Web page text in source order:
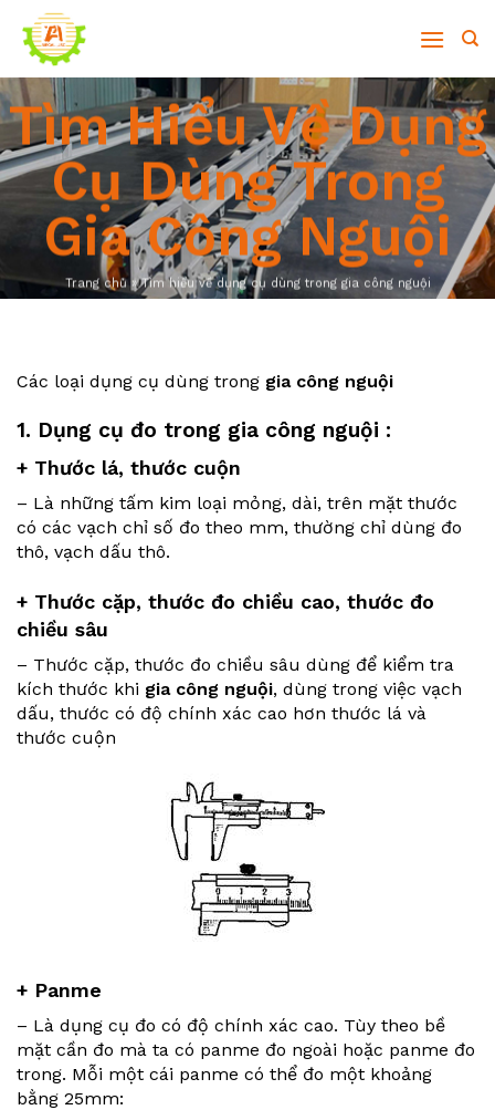
content
Tìm Hiểu Về Dụng
Cụ Dùng Trong
Gia Công Nguội
Trang chủ»Tìm hiểu về dụng cụ dùng trong gia công nguội
Các loại dụng cụ dùng trong gia công nguội
1. Dụng cụ đo trong gia công nguội :
+ Thước lá, thước cuộn
– Là những tấm kim loại mỏng, dài, trên mặt thước
có các vạch chỉ số đo theo mm, thường chỉ dùng đo
thô, vạch dấu thô.
+ Thước cặp, thước đo chiều cao, thước đo
chiều sâu
– Thước cặp, thước đo chiều sâu dùng để kiểm tra
kích thước khi gia công nguội, dùng trong việc vạch
dấu, thước có độ chính xác cao hơn thước lá và
thước cuộn
+ Panme
– Là dụng cụ đo có độ chính xác cao. Tùy theo bề
mặt cần đo mà ta có panme đo ngoài hoặc panme đo
trong. Mỗi một cái panme có thể đo một khoảng
bằng 25mm: